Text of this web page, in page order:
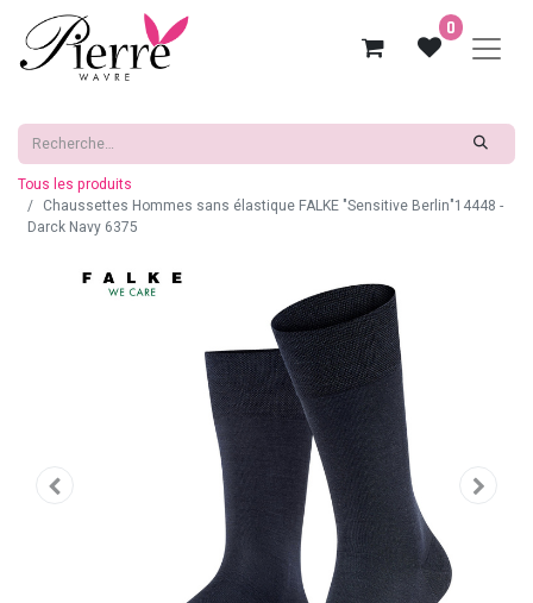
0
Tous les produits
Chaussettes Hommes sans élastique FALKE "Sensitive Berlin"14448 -
Darck Navy 6375